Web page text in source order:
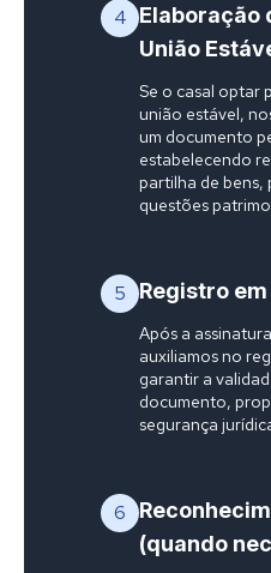
4 Elaboração
União
Se o casal optar
união estável,
um documento
estabelecendo
partilha de bens,
questões
5 Registro
Após a
auxiliamos no
garantir a
documento,
segurança
6
(quando